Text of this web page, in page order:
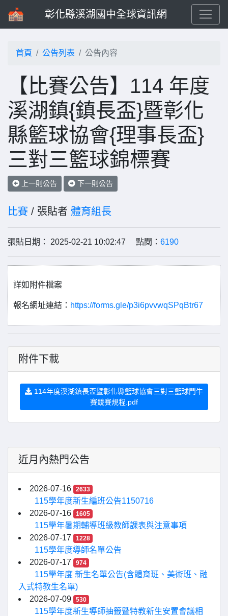
彰化縣溪湖國中全球資訊網
首頁 公告列表 公告內容
【比賽公告】114 年度
溪湖鎮{鎮長盃}暨彰化
縣籃球協會{理事長盃}
三對三籃球錦標賽
上一則公告 下一則公告
比賽 / 張貼者 體育組長
張貼日期： 2025-02-21 10:02:47 點閱： 6190
詳如附件檔案
報名網址連結： https://forms.gle/p3i6pvvwqSPqBtr67
附件下載
114年度溪湖鎮長盃暨彰化縣籃球協會三對三籃球鬥牛
賽競賽規程.pdf
近月內熱門公告
2026-07-16 2633
115學年度新生編班公告1150716
2026-07-16
1605
115學年暑期輔導班級教師課表與注意事項
2026-07-17
1228
115學年度導師名單公告
2026-07-17
974
115學年度 新生名單公告(含體育班、美術班、融
入式特教生名單)
2026-07-09
530
115學年度新生導師抽籤暨特教新生安置會議相